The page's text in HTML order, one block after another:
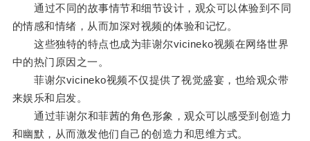
通过不同的故事情节和细节设计，观众可以体验到不同
的情感和情绪，从而加深对视频的体验和记忆。
这些独特的特点也成为菲谢尔vicineko视频在网络世界
中的热门原因之一。
菲谢尔vicineko视频不仅提供了视觉盛宴，也给观众带
来娱乐和启发。
通过菲谢尔和菲茜的角色形象，观众可以感受到创造力
和幽默，从而激发他们自己的创造力和思维方式。